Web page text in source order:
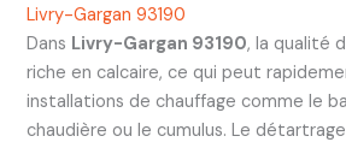
Livry-Gargan 93190
Dans Livry-Gargan 93190, la qualité
riche en calcaire, ce qui peut
installations de chauffage comme le
chaudière ou le cumulus. Le